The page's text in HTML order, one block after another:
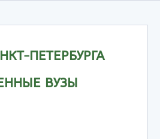
ПЕТЕРБУРГА
ВУЗЫ